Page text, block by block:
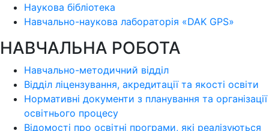
Наукова бібліотека
Навчально-наукова лабораторія «DAK GPS»
НАВЧАЛЬНА РОБОТА
Навчально-методичний відділ
Відділ ліцензування, акредитації та якості освіти
Нормативні документи з планування та організації
освітнього процесу
Відомості про освітні програми, які реалізуються